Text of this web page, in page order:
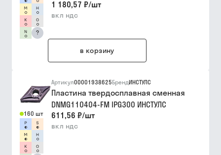
?
1 180,57 ₽/шт
вкл ндс
в корзину
160 шт
Артикул00001938625БрендИНСТУЛС
Пластина твердосплавная сменная
DNMG110404-FM IPG300 ИНСТУЛС
611,56 ₽/шт
вкл ндс